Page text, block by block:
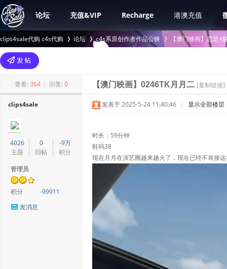
论坛 充值&VIP Recharge 港澳充值
clips4sale代购 c4s代购
>
论坛 c4s系原创作者作品公映
›
【澳门映画】恋足+
查看: 364 | 回复: 0 【澳门映画】0246TK月月二 [复制链接]
clips4sale
4026
主题
0
回帖
-9万
积分
管理员
积分
-99911
发消息
发表于 2025-5-24 11:40:46 | 显示全部楼层
时长：59分钟
鞋码38
现在月月在演艺圈越来越火了，现在已经不肯接